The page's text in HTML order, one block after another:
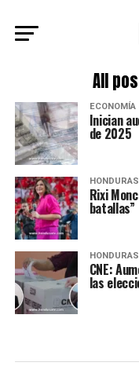
All
ECONOMÍA
Inician
de 2025
HONDURAS
Rixi
batallas”
HONDURAS
CNE:
las